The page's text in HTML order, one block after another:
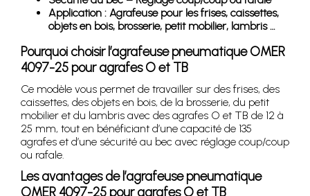
Application : Agrafeuse pour les frises, caissettes,
objets en bois, brosserie, petit mobilier, lambris …
Pourquoi choisir l’agrafeuse pneumatique OMER
4097-25 pour agrafes O et TB
Ce modèle vous permet de travailler sur des frises, des
caissettes, des objets en bois, de la brosserie, du petit
mobilier et du lambris avec des agrafes O et TB de 12 à
25 mm, tout en bénéficiant d’une capacité de 135
agrafes et d’une sécurité au bec avec réglage coup/coup
ou rafale.
Les avantages de l’agrafeuse pneumatique
OMER 4097-25 pour agrafes O et TB